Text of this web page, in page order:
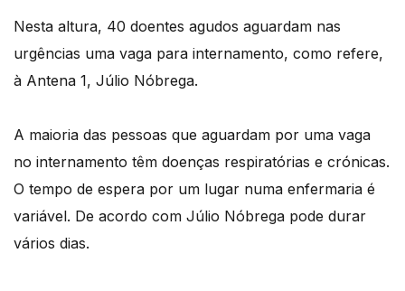
Nesta altura, 40 doentes agudos aguardam nas
urgências uma vaga para internamento, como refere,
à Antena 1, Júlio Nóbrega.
A maioria das pessoas que aguardam por uma vaga
no internamento têm doenças respiratórias e crónicas.
O tempo de espera por um lugar numa enfermaria é
variável. De acordo com Júlio Nóbrega pode durar
vários dias.